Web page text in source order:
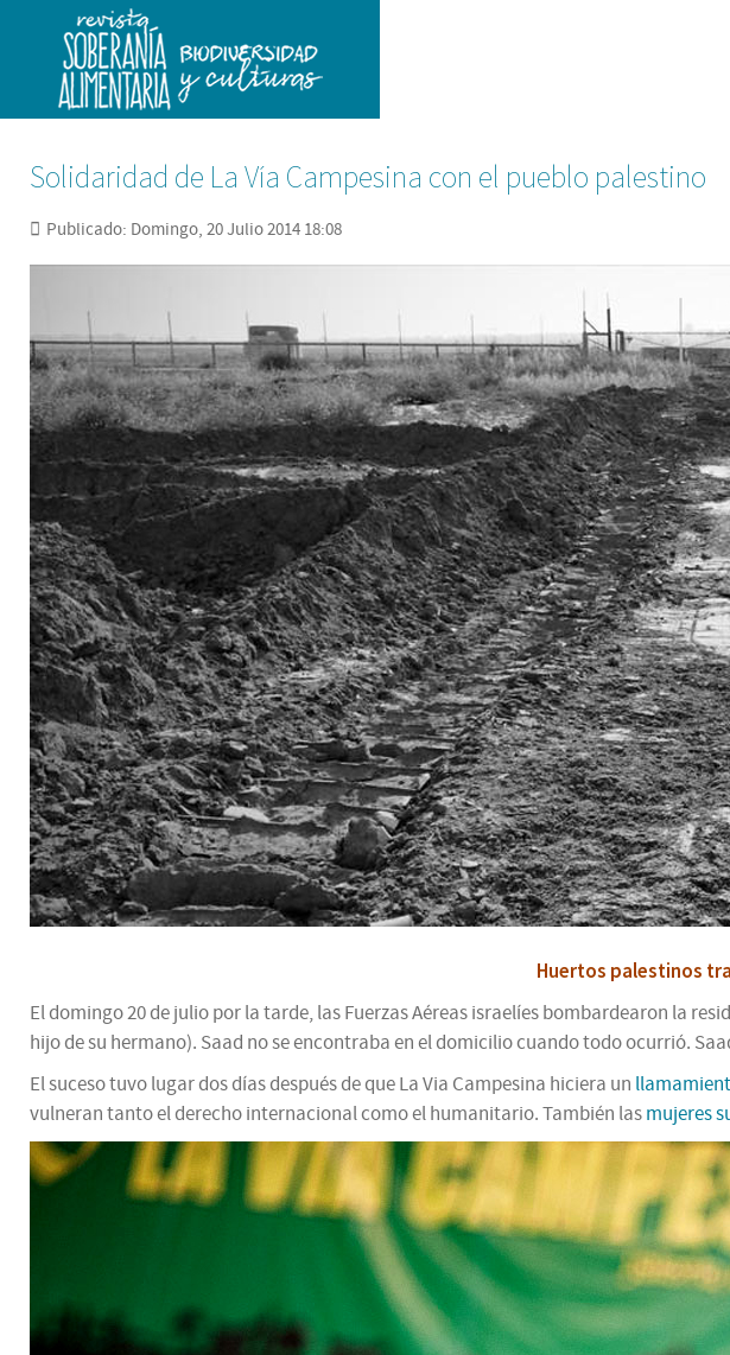
Solidaridad de La Vía Campesina con el pueblo palestino
Publicado: Domingo, 20 Julio 2014 18:08
Huertos palestinos
El domingo 20 de julio por la tarde, las Fuerzas Aéreas israelíes bombardearon la
hijo de su hermano). Saad no se encontraba en el domicilio cuando todo ocurrió.
El suceso tuvo lugar dos días después de que La Via Campesina hiciera un
vulneran tanto el derecho internacional como el humanitario. También lasmujeres